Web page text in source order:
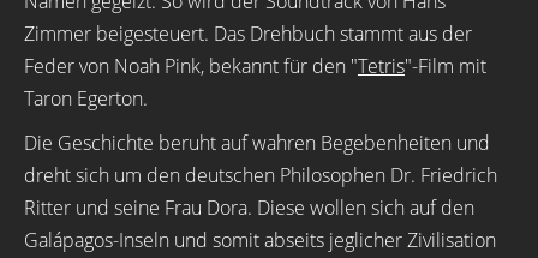
Zimmer beigesteuert. Das Drehbuch stammt aus der
Feder von Noah Pink, bekannt für den "Tetris"-Film mit
Taron Egerton.
Die Geschichte beruht auf wahren Begebenheiten und
dreht sich um den deutschen Philosophen Dr. Friedrich
Ritter und seine Frau Dora. Diese wollen sich auf den
Galápagos-Inseln und somit abseits jeglicher Zivilisation